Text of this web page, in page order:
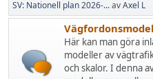
SV: Nationell plan 2026-...avAxel L
Här kan man göra
modeller av
och skalor. I denna